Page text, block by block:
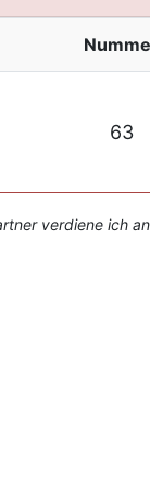
63
verdiene ich